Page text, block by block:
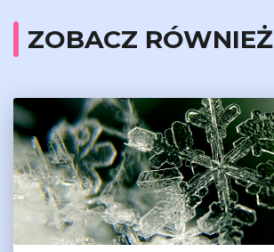
ZOBACZ RÓWNIEŻ